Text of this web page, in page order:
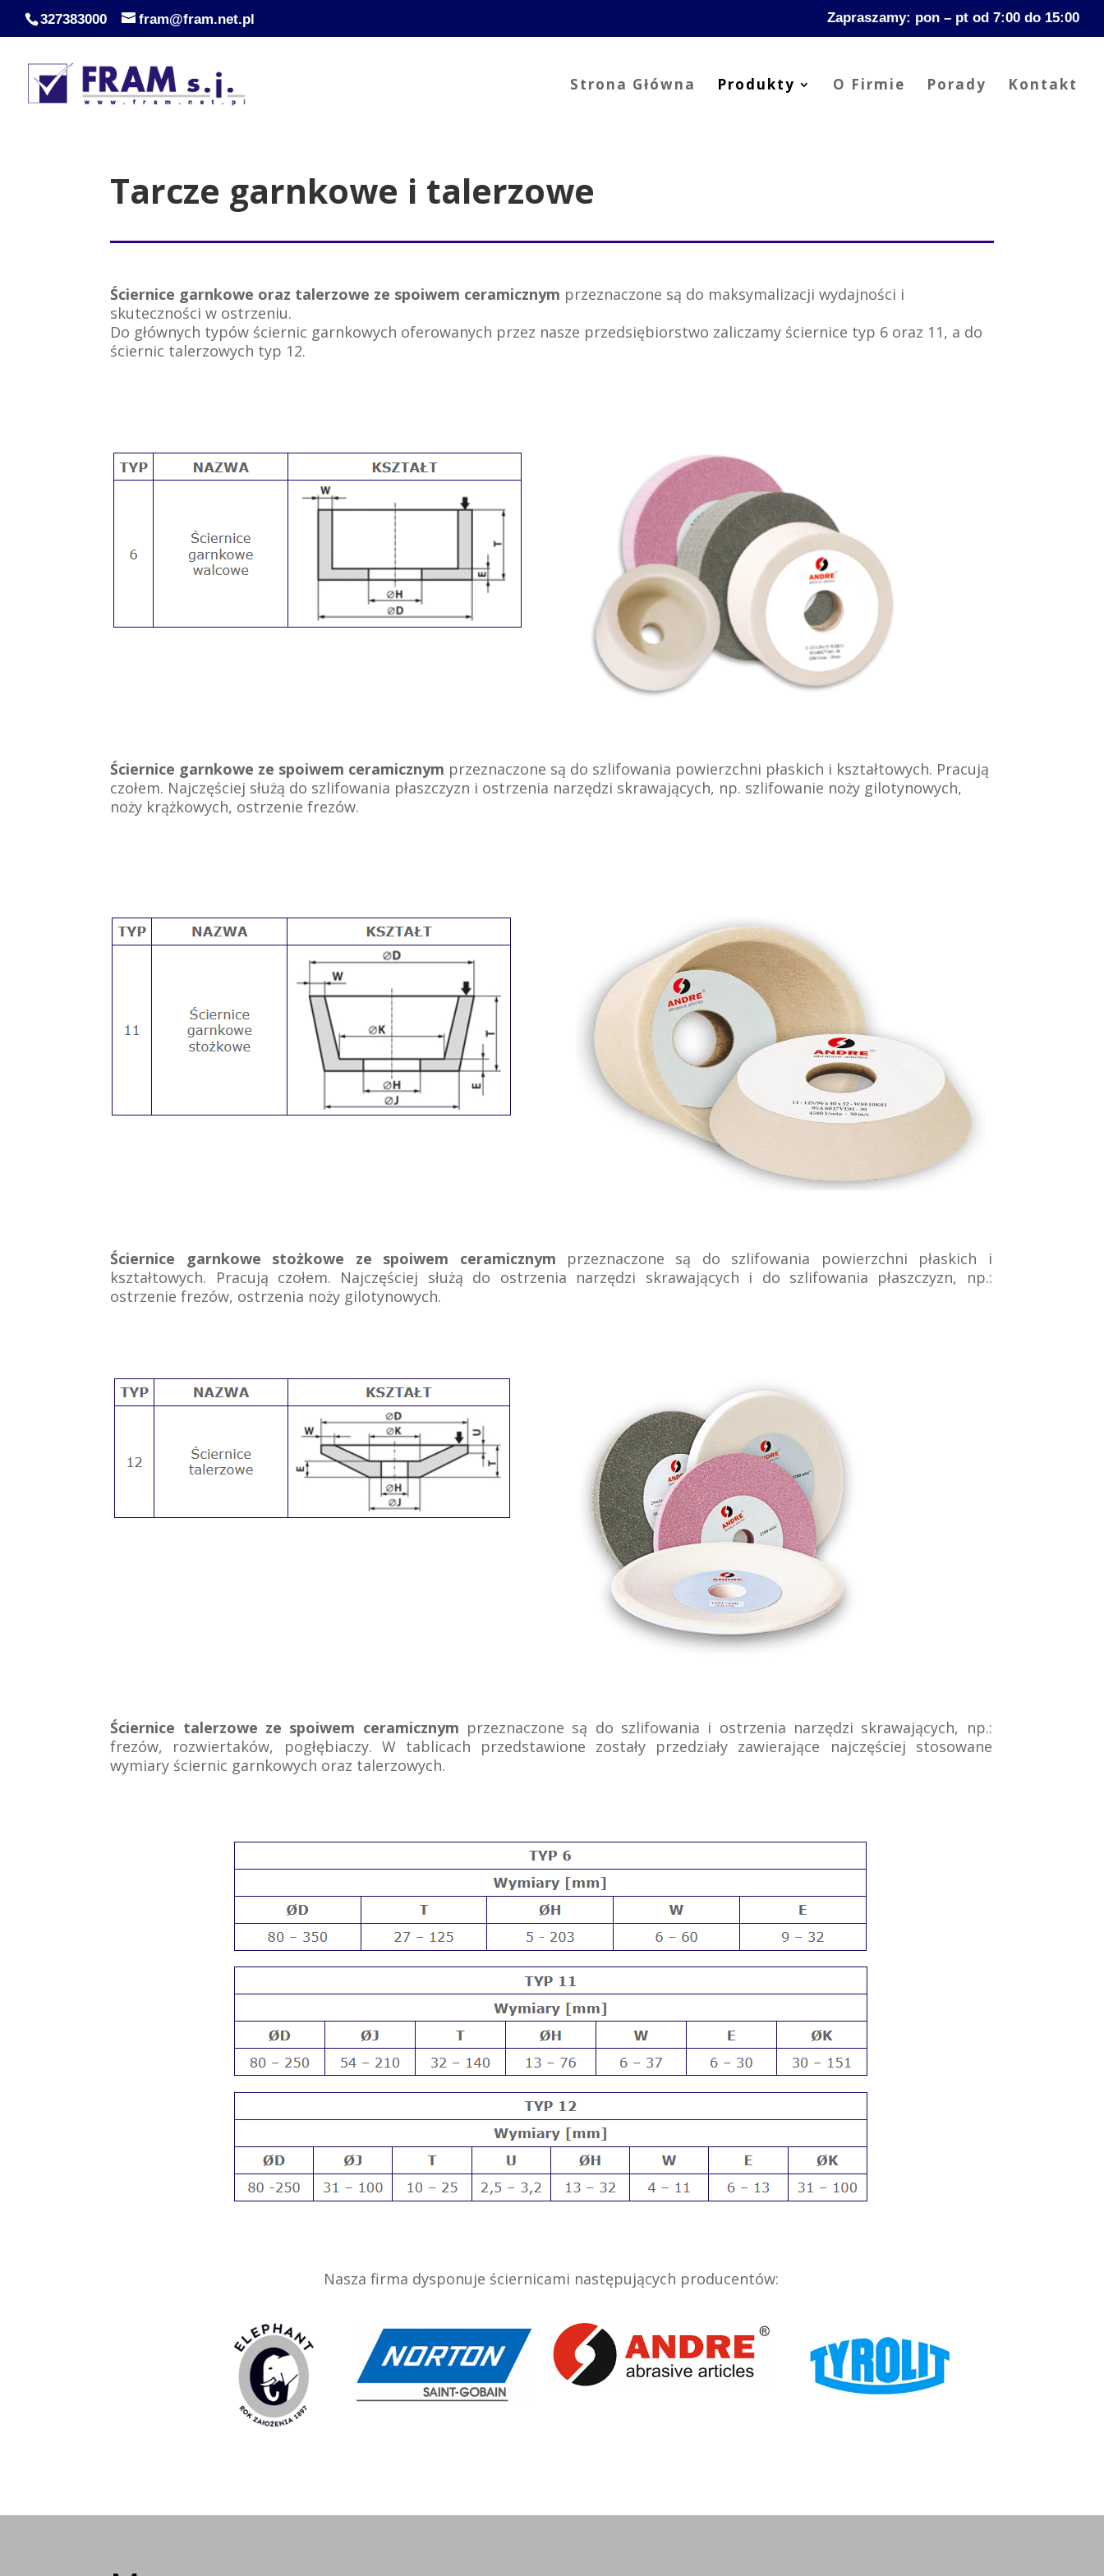
327383000 fram@fram.net.pl Zapraszamy: pon – pt od 7:00 do 15:00
Strona Główna Produkty O Firmie Porady Kontakt
Tarcze garnkowe i talerzowe
Ściernice garnkowe oraz talerzowe ze spoiwem ceramicznym przeznaczone są do maksymalizacji wydajności i
skuteczności w ostrzeniu.
Do głównych typów ściernic garnkowych oferowanych przez nasze przedsiębiorstwo zaliczamy ściernice typ 6 oraz 11, a do
ściernic talerzowych typ 12.
Ściernice garnkowe ze spoiwem ceramicznym przeznaczone są do szlifowania powierzchni płaskich i kształtowych. Pracują
czołem. Najczęściej służą do szlifowania płaszczyzn i ostrzenia narzędzi skrawających, np. szlifowanie noży gilotynowych,
noży krążkowych, ostrzenie frezów.
Ściernice garnkowe stożkowe ze spoiwem ceramicznym przeznaczone są do szlifowania powierzchni płaskich i
kształtowych. Pracują czołem. Najczęściej służą do ostrzenia narzędzi skrawających i do szlifowania płaszczyzn, np.:
ostrzenie frezów, ostrzenia noży gilotynowych.
Ściernice talerzowe ze spoiwem ceramicznym przeznaczone są do szlifowania i ostrzenia narzędzi skrawających, np.:
frezów, rozwiertaków, pogłębiaczy. W tablicach przedstawione zostały przedziały zawierające najczęściej stosowane
wymiary ściernic garnkowych oraz talerzowych.
Nasza firma dysponuje ściernicami następujących producentów: